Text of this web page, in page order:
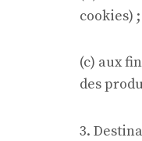
cookies)
(c) aux
des
3.